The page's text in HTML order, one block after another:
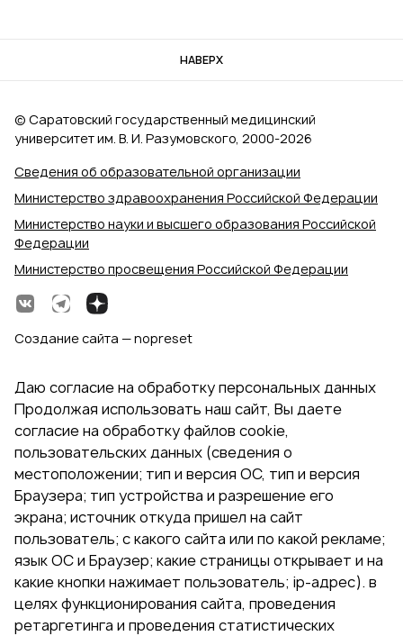
НАВЕРХ
Сведения об образовательной организации
Министерство здравоохранения Российской Федерации
Министерство науки и высшего образования Российской
Федерации
Министерство просвещения Российской Федерации
© Саратовский государственный медицинский
университет им. В. И. Разумовского, 2000‑2026
Создание сайта — nopreset
Даю согласие на обработку персональных данных
Продолжая использовать наш сайт, Вы даете
согласие на обработку файлов cookie,
пользовательских данных (сведения о
местоположении; тип и версия ОС, тип и версия
Браузера; тип устройства и разрешение его
экрана; источник откуда пришел на сайт
пользователь; с какого сайта или по какой рекламе;
язык ОС и Браузер; какие страницы открывает и на
какие кнопки нажимает пользователь; ip-адрес). в
целях функционирования сайта, проведения
ретаргетинга и проведения статистических